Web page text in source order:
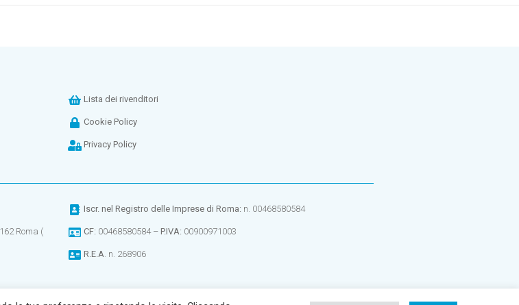
Lista dei rivenditori
Cookie Policy
Privacy Policy
Roma (
Iscr. nel Registro delle Imprese di Roma: n. 00468580584
CF: 00468580584 –P.IVA: 00900971003
R.E.A. n. 268906